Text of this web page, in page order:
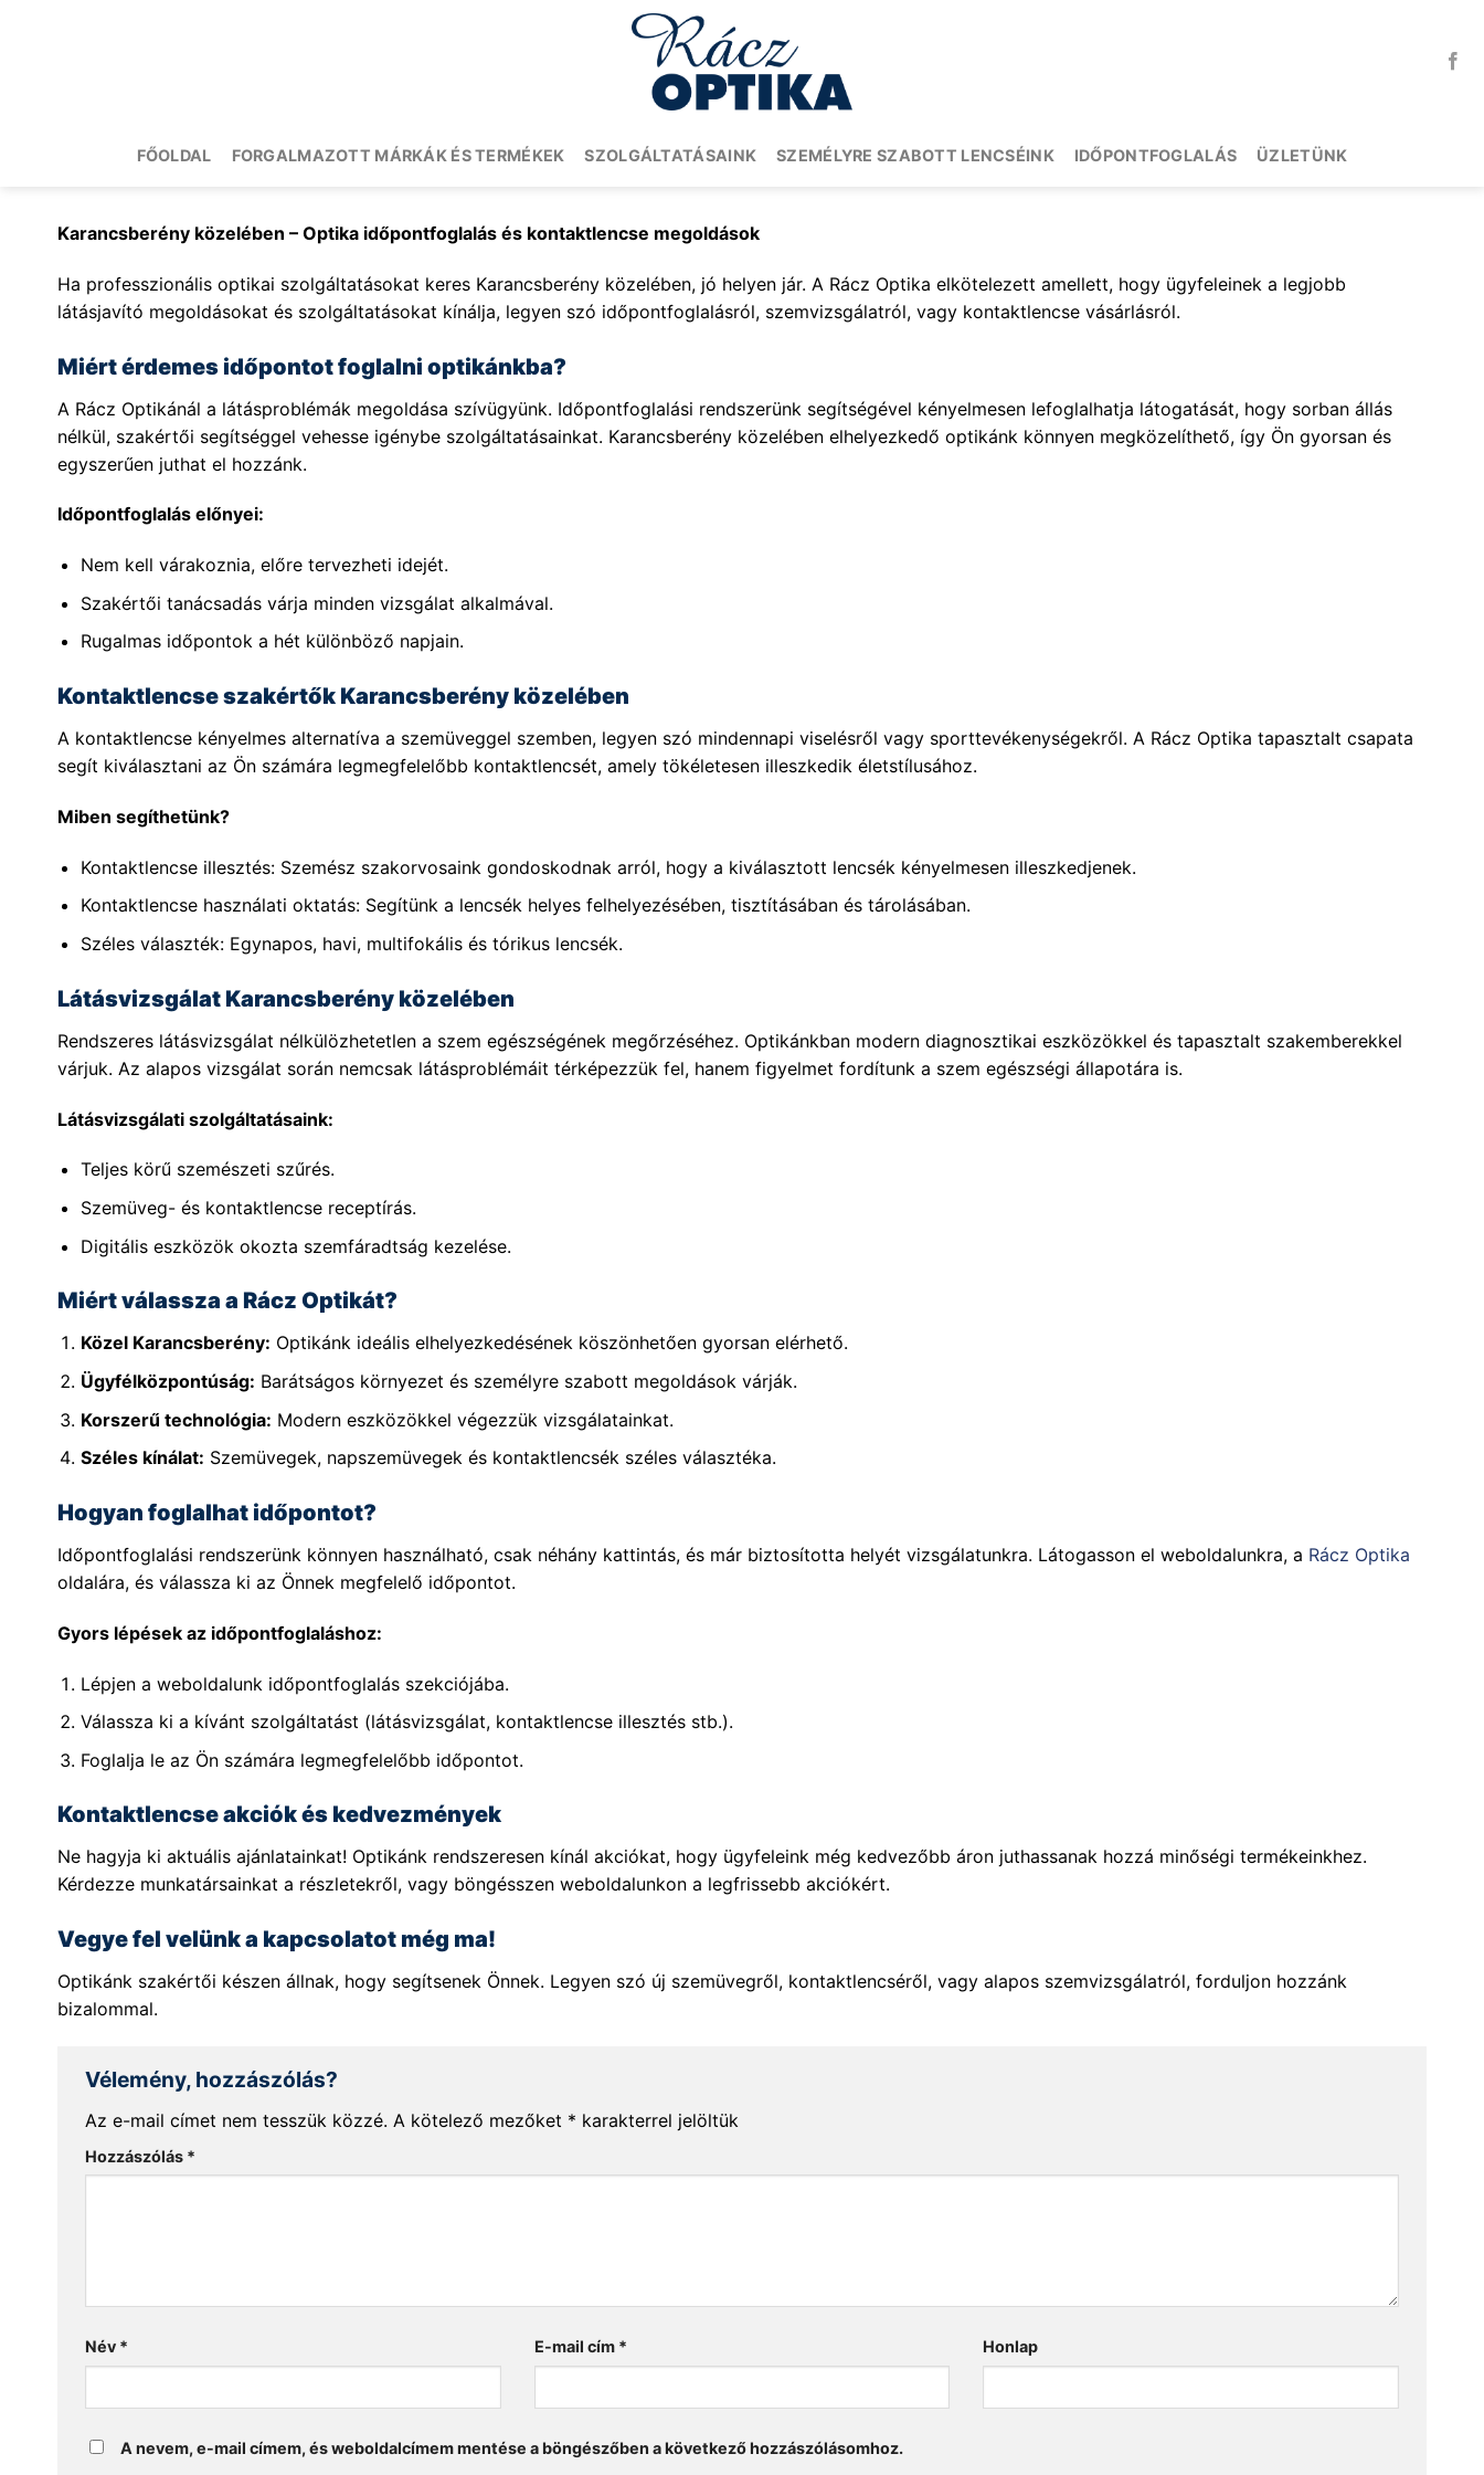
FŐOLDAL FORGALMAZOTT MÁRKÁK ÉS TERMÉKEK SZOLGÁLTATÁSAINK SZEMÉLYRE SZABOTT LENCSÉINK IDŐPONTFOGLALÁS ÜZLETÜNK
Karancsberény közelében – Optika időpontfoglalás és kontaktlencse megoldások
Ha professzionális optikai szolgáltatásokat keres Karancsberény közelében, jó helyen jár. A Rácz Optika elkötelezett amellett, hogy ügyfeleinek a legjobb
látásjavító megoldásokat és szolgáltatásokat kínálja, legyen szó időpontfoglalásról, szemvizsgálatról, vagy kontaktlencse vásárlásról.
Miért érdemes időpontot foglalni optikánkba?
A Rácz Optikánál a látásproblémák megoldása szívügyünk. Időpontfoglalási rendszerünk segítségével kényelmesen lefoglalhatja látogatását, hogy sorban állás
nélkül, szakértői segítséggel vehesse igénybe szolgáltatásainkat. Karancsberény közelében elhelyezkedő optikánk könnyen megközelíthető, így Ön gyorsan és
egyszerűen juthat el hozzánk.
Időpontfoglalás előnyei:
Nem kell várakoznia, előre tervezheti idejét.
Szakértői tanácsadás várja minden vizsgálat alkalmával.
Rugalmas időpontok a hét különböző napjain.
Kontaktlencse szakértők Karancsberény közelében
A kontaktlencse kényelmes alternatíva a szemüveggel szemben, legyen szó mindennapi viselésről vagy sporttevékenységekről. A Rácz Optika tapasztalt csapata
segít kiválasztani az Ön számára legmegfelelőbb kontaktlencsét, amely tökéletesen illeszkedik életstílusához.
Miben segíthetünk?
Kontaktlencse illesztés: Szemész szakorvosaink gondoskodnak arról, hogy a kiválasztott lencsék kényelmesen illeszkedjenek.
Kontaktlencse használati oktatás: Segítünk a lencsék helyes felhelyezésében, tisztításában és tárolásában.
Széles választék: Egynapos, havi, multifokális és tórikus lencsék.
Látásvizsgálat Karancsberény közelében
Rendszeres látásvizsgálat nélkülözhetetlen a szem egészségének megőrzéséhez. Optikánkban modern diagnosztikai eszközökkel és tapasztalt szakemberekkel
várjuk. Az alapos vizsgálat során nemcsak látásproblémáit térképezzük fel, hanem figyelmet fordítunk a szem egészségi állapotára is.
Látásvizsgálati szolgáltatásaink:
Teljes körű szemészeti szűrés.
Szemüveg- és kontaktlencse receptírás.
Digitális eszközök okozta szemfáradtság kezelése.
Miért válassza a Rácz Optikát?
Közel Karancsberény: Optikánk ideális elhelyezkedésének köszönhetően gyorsan elérhető.
Ügyfélközpontúság: Barátságos környezet és személyre szabott megoldások várják.
Korszerű technológia: Modern eszközökkel végezzük vizsgálatainkat.
Széles kínálat: Szemüvegek, napszemüvegek és kontaktlencsék széles választéka.
Hogyan foglalhat időpontot?
Időpontfoglalási rendszerünk könnyen használható, csak néhány kattintás, és már biztosította helyét vizsgálatunkra. Látogasson el weboldalunkra, a Rácz Optika
oldalára, és válassza ki az Önnek megfelelő időpontot.
Gyors lépések az időpontfoglaláshoz:
Lépjen a weboldalunk időpontfoglalás szekciójába.
Válassza ki a kívánt szolgáltatást (látásvizsgálat, kontaktlencse illesztés stb.).
Foglalja le az Ön számára legmegfelelőbb időpontot.
Kontaktlencse akciók és kedvezmények
Ne hagyja ki aktuális ajánlatainkat! Optikánk rendszeresen kínál akciókat, hogy ügyfeleink még kedvezőbb áron juthassanak hozzá minőségi termékeinkhez.
Kérdezze munkatársainkat a részletekről, vagy böngésszen weboldalunkon a legfrissebb akciókért.
Vegye fel velünk a kapcsolatot még ma!
Optikánk szakértői készen állnak, hogy segítsenek Önnek. Legyen szó új szemüvegről, kontaktlencséről, vagy alapos szemvizsgálatról, forduljon hozzánk
bizalommal.
Vélemény, hozzászólás?
Az e-mail címet nem tesszük közzé. A kötelező mezőket * karakterrel jelöltük
Hozzászólás *
Név * E-mail cím * Honlap
A nevem, e-mail címem, és weboldalcímem mentése a böngészőben a következő hozzászólásomhoz.